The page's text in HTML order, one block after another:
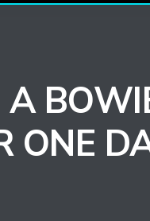
A
ONE